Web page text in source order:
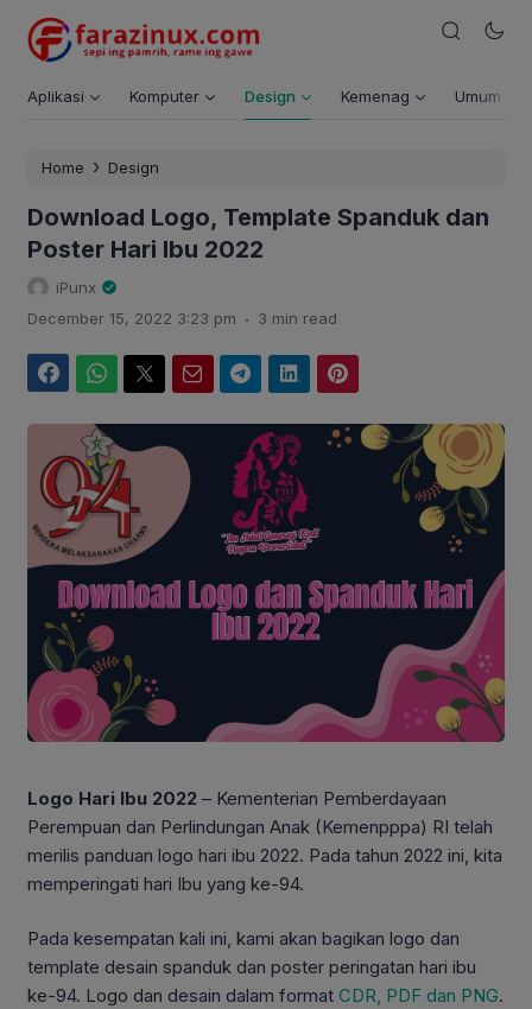
Aplikasi Komputer Design Kemenag Umum
Home › Design
Download Logo, Template Spanduk dan
Poster Hari Ibu 2022
iPunx
December 15, 2022 3:23 pm . 3 min read
Logo Hari Ibu 2022 – Kementerian Pemberdayaan
Perempuan dan Perlindungan Anak (Kemenpppa) RI telah
merilis panduan logo hari ibu 2022. Pada tahun 2022 ini, kita
memperingati hari Ibu yang ke-94.
Pada kesempatan kali ini, kami akan bagikan logo dan
template desain spanduk dan poster peringatan hari ibu
ke-94. Logo dan desain dalam format CDR, PDF dan PNG.